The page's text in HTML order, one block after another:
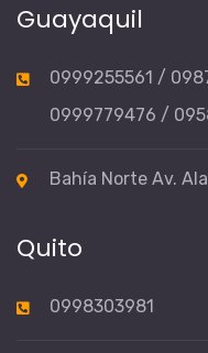
Guayaquil
0999255561 /
0999779476 /
Bahía Norte Av.
Quito
0998303981